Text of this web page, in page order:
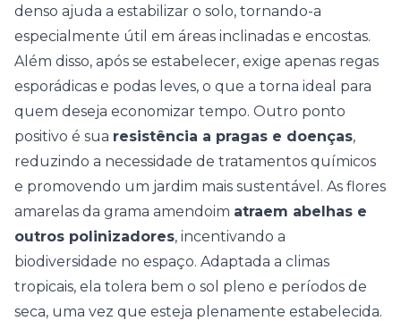
denso ajuda a estabilizar o solo, tornando-a
especialmente útil em áreas inclinadas e encostas.
Além disso, após se estabelecer, exige apenas regas
esporádicas e podas leves, o que a torna ideal para
quem deseja economizar tempo. Outro ponto
positivo é sua resistência a pragas e doenças,
reduzindo a necessidade de tratamentos químicos
e promovendo um jardim mais sustentável. As flores
amarelas da grama amendoim atraem abelhas e
outros polinizadores, incentivando a
biodiversidade no espaço. Adaptada a climas
tropicais, ela tolera bem o sol pleno e períodos de
seca, uma vez que esteja plenamente estabelecida.